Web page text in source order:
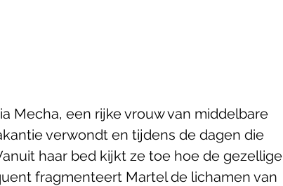
Mecha, een rijke vrouw van middelbare
verwondt en tijdens de dagen die
haar bed kijkt ze toe hoe de gezellige
fragmenteert Martel de lichamen van